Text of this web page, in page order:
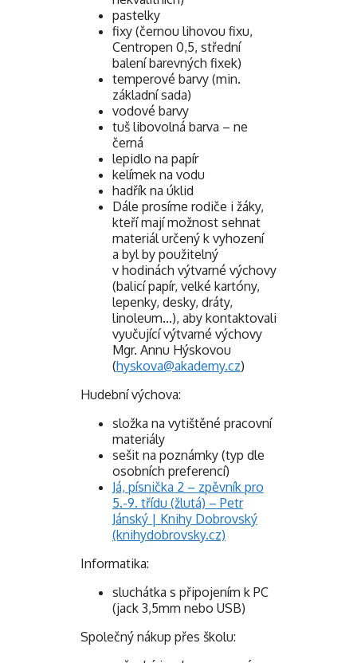
pastelky
fixy (černou lihovou fixu,
Centropen 0,5, střední
balení barevných fixek)
temperové barvy (min.
základní sada)
vodové barvy
tuš libovolná barva – ne
černá
lepidlo na papír
kelímek na vodu
hadřík na úklid
Dále prosíme rodiče i žáky,
kteří mají možnost sehnat
materiál určený k vyhození
a byl by použitelný
v hodinách výtvarné výchovy
(balicí papír, velké kartóny,
lepenky, desky, dráty,
linoleum…), aby kontaktovali
vyučující výtvarné výchovy
Mgr. Annu Hýskovou
(hyskova@akademy.cz)
Hudební výchova:
složka na vytištěné pracovní
materiály
sešit na poznámky (typ dle
osobních preferencí)
Já, písnička 2 – zpěvník pro
5.-9. třídu (žlutá) – Petr
Jánský | Knihy Dobrovský
(knihydobrovsky.cz)
Informatika:
sluchátka s připojením k PC
(jack 3,5mm nebo USB)
Společný nákup přes školu: